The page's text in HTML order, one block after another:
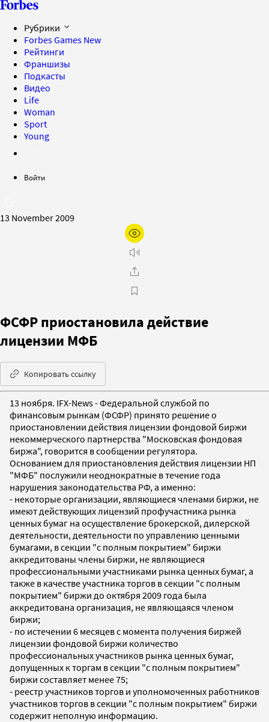
Рубрики
Forbes Games New
Рейтинги
Франшизы
Подкасты
Видео
Life
Woman
Sport
Young
Войти
13 November 2009
ФСФР приостановила действие
лицензии МФБ
Копировать ссылку
13 ноября. IFX-News - Федеральной службой по
финансовым рынкам (ФСФР) принято решение о
приостановлении действия лицензии фондовой биржи
некоммерческого партнерства "Московская фондовая
биржа", говорится в сообщении регулятора.
Основанием для приостановления действия лицензии НП
"МФБ" послужили неоднократные в течение года
нарушения законодательства РФ, а именно:
- некоторые организации, являющиеся членами биржи, не
имеют действующих лицензий профучастника рынка
ценных бумаг на осуществление брокерской, дилерской
деятельности, деятельности по управлению ценными
бумагами, в секции "с полным покрытием" биржи
аккредитованы члены биржи, не являющиеся
профессиональными участниками рынка ценных бумаг, а
также в качестве участника торгов в секции "с полным
покрытием" биржи до октября 2009 года была
аккредитована организация, не являющаяся членом
биржи;
- по истечении 6 месяцев с момента получения биржей
лицензии фондовой биржи количество
профессиональных участников рынка ценных бумаг,
допущенных к торгам в секции "с полным покрытием"
биржи составляет менее 75;
- реестр участников торгов и уполномоченных работников
участников торгов в секции "с полным покрытием" биржи
содержит неполную информацию.